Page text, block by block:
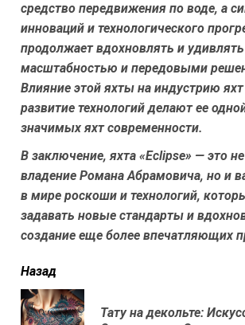
средство передвижения по воде, а
инноваций и технологического
продолжает вдохновлять и
масштабностью и передовыми
Влияние этой яхты на индустрию
развитие технологий делают ее
значимых яхт современности.
В заключение, яхта «Eclipse» — это
владение Романа Абрамовича, но и
в мире роскоши и технологий,
задавать новые стандарты и
создание еще более впечатляющих
читать
еще
Назад
Тату на декольте: